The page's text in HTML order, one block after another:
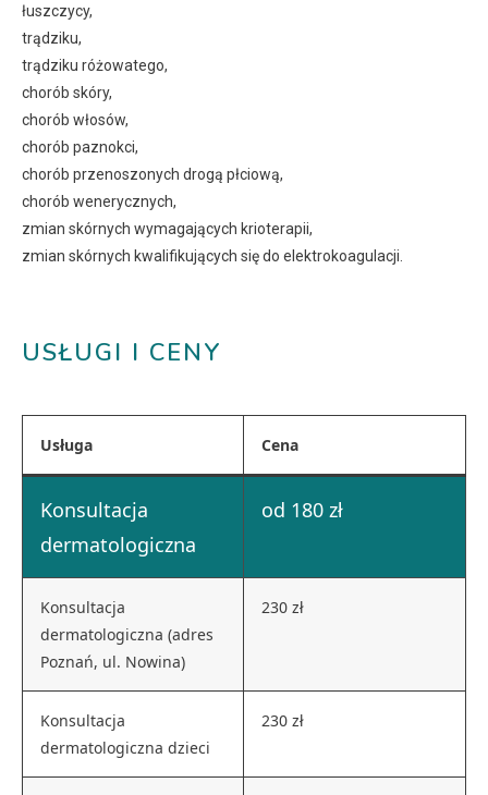
łuszczycy,
trądziku,
trądziku różowatego,
chorób skóry,
chorób włosów,
chorób paznokci,
chorób przenoszonych drogą płciową,
chorób wenerycznych,
zmian skórnych wymagających krioterapii,
zmian skórnych kwalifikujących się do elektrokoagulacji.
USŁUGI I CENY
Usługa Cena
Konsultacja
dermatologiczna
od 180 zł
Konsultacja
dermatologiczna (adres
Poznań, ul. Nowina)
230 zł
Konsultacja
dermatologiczna dzieci
230 zł